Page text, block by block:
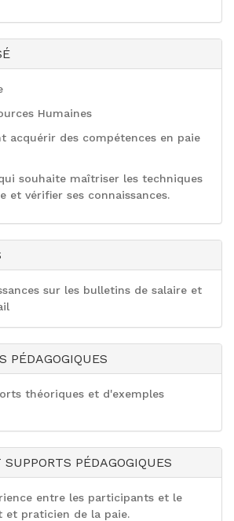
Humaines
acquérir des compétences en paie
souhaite maîtriser les techniques
et vérifier ses connaissances.
sur les bulletins de salaire et
PÉDAGOGIQUES
théoriques et d'exemples
PÉDAGOGIQUES
entre les participants et le
praticien de la paie.